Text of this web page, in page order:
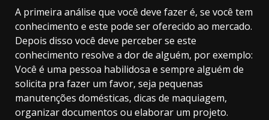
A primeira análise que você deve fazer é, se você tem
conhecimento e este pode ser oferecido ao mercado.
Depois disso você deve perceber se este
conhecimento resolve a dor de alguém, por exemplo:
Você é uma pessoa habilidosa e sempre alguém de
solicita pra fazer um favor, seja pequenas
manutenções domésticas, dicas de maquiagem,
organizar documentos ou elaborar um projeto.